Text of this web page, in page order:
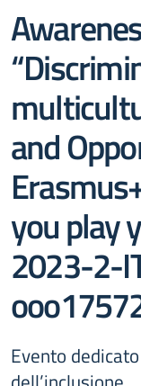
and
you play
2023-2-
Evento